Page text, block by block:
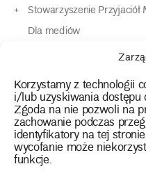
Korzystamy z technologii
i/lub uzyskiwania
Zgoda na nie pozwoli na
zachowanie podczas
identyfikatory na tej
wycofanie może
funkcje.
Stowarzyszenie Przyjaciół
Dla mediów
Dla osób o specjalnych
Kontakt
instagram
twitterfacebookyoutube
tiktok